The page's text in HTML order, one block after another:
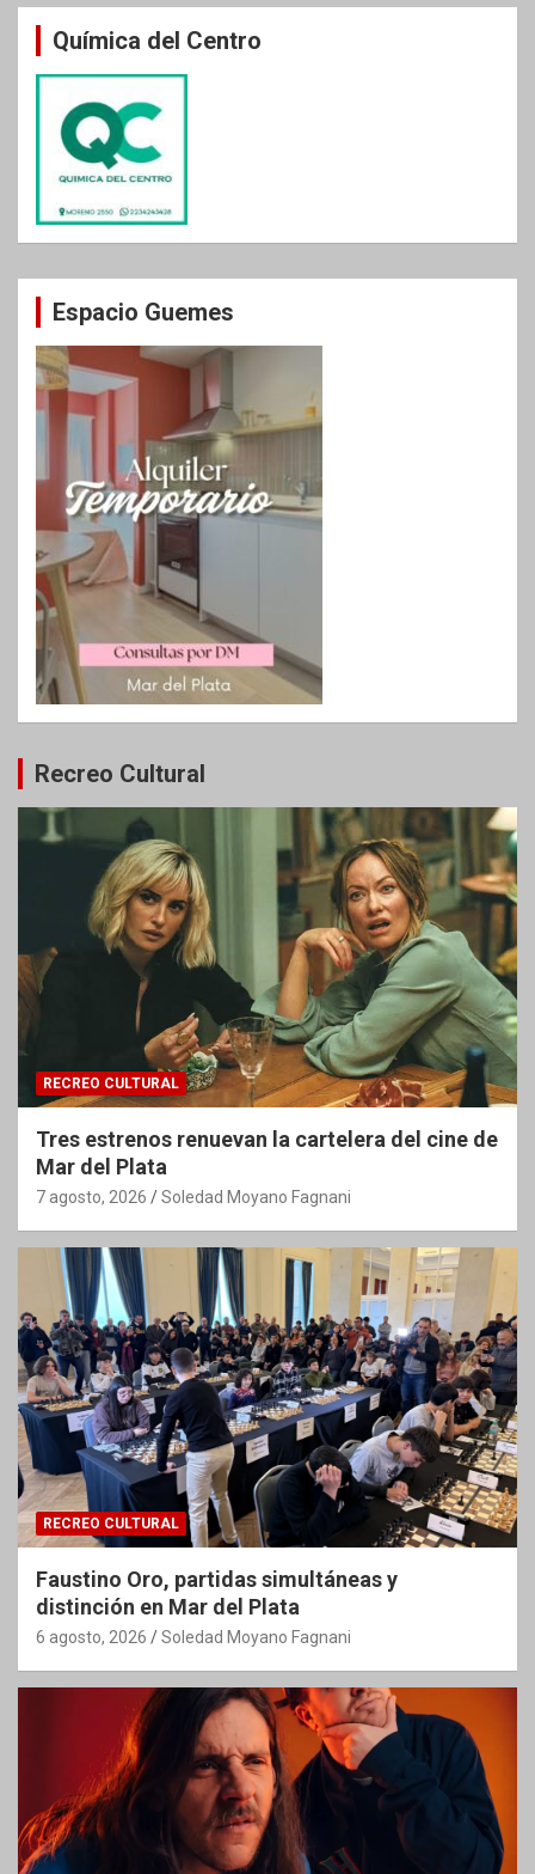
entradas
Química del Centro
Espacio Guemes
Recreo Cultural
RECREO CULTURAL
Tres estrenos renuevan la cartelera del cine de
Mar del Plata
7 agosto, 2026 Soledad Moyano Fagnani
RECREO CULTURAL
Faustino Oro, partidas simultáneas y
distinción en Mar del Plata
6 agosto, 2026 Soledad Moyano Fagnani